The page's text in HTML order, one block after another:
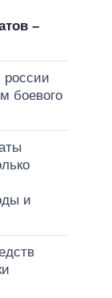
–
россии
боевого
и